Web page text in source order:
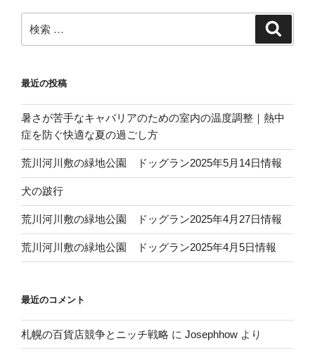
ン
索:
最近の投稿
暑さが苦手なキャバリアのための室内の温度調整｜熱中
症を防ぐ快適な夏の過ごし方
荒川河川敷の緑地公園 ドッグラン2025年5月14日情報
犬の跛行
荒川河川敷の緑地公園 ドッグラン2025年4月27日情報
荒川河川敷の緑地公園 ドッグラン2025年4月5日情報
最近のコメント
札幌の百貨店競争とニッチ戦略 に Josephhow より